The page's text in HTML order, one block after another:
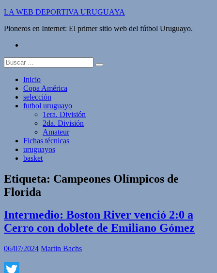
Saltar
contenido
LA WEB DEPORTIVA URUGUAYA
Pioneros en Internet: El primer sitio web del fútbol Uruguayo.
Buscar:
Inicio
Copa América
selección
futbol uruguayo
1era. División
2da. División
Amateur
Fichas técnicas
uruguayos
basket
Etiqueta: Campeones Olímpicos de
Florida
Intermedio: Boston River venció 2:0 a
Cerro con doblete de Emiliano Gómez
06/07/2024 Martin Bachs